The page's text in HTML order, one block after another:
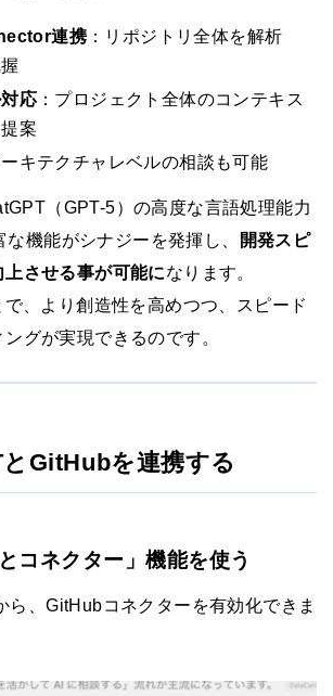
連携：リポジトリ全体を解析
応 ：プロジェクト全体のコンテキス
案
ーキテクチャレベルの相談も可能
（GPT-5）の高度な言語処理能力
機能がシナジーを発揮し、
開発スピ
させる事が可能になります。
、より創造性を高めつつ、スピード
グが実現できるのです。
GitHubを連携する
コネクター」機能を使う
ら、GitHubコネクターを有効化できま